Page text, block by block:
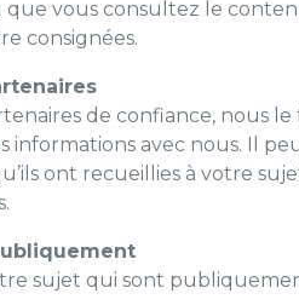
que vous consultez le
consignées.
de confiance, nous le
avec nous. Il
ont recueillies à votre
sujet qui sont